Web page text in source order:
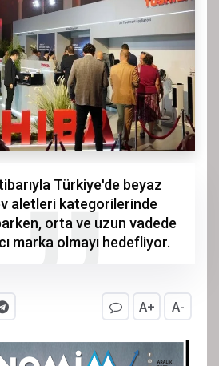
Türkiye'de beyaz
aletleri kategorilerinde
orta ve uzun vadede
marka olmayı hedefliyor.
A+ A-